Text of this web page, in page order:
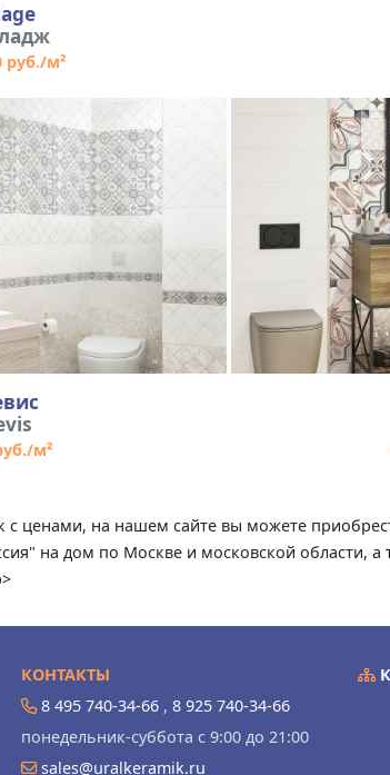
руб./м²
м²
с ценами, на нашем сайте вы можете
на дом по Москве и московской области,
КОНТАКТЫ
8 495 740-34-66 , 8 925 740-34-66
понедельник-суббота с 9:00 до 21:00
sales@uralkeramik.ru